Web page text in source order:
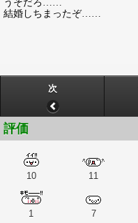
うそだろ……
結婚しちまったぞ……
次
評価
10 11
1 7